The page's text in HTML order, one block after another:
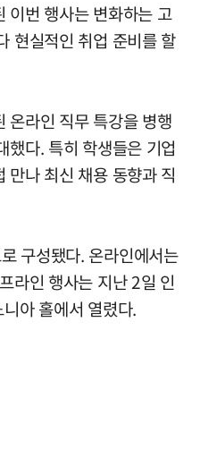
이번 행사는 변화하는 고
현실적인 취업 준비를 할
온라인 직무 특강을 병행
했다. 특히 학생들은 기업
만나 최신 채용 동향과 직
구성됐다. 온라인에서는
라인 행사는 지난 2일 인
아 홀에서 열렸다.